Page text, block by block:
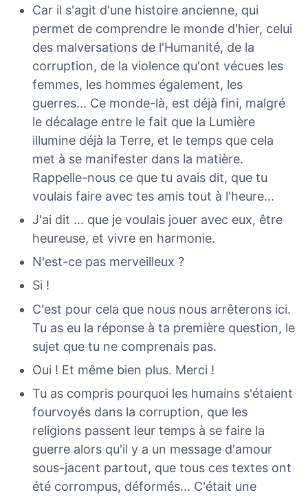
Car il s'agit d'une histoire ancienne, qui
permet de comprendre le monde d'hier, celui
des malversations de l'Humanité, de la
corruption, de la violence qu'ont vécues les
femmes, les hommes également, les
guerres... Ce monde-là, est déjà fini, malgré
le décalage entre le fait que la Lumière
illumine déjà la Terre, et le temps que cela
met à se manifester dans la matière.
Rappelle-nous ce que tu avais dit, que tu
voulais faire avec tes amis tout à l'heure...
J'ai dit ... que je voulais jouer avec eux, être
heureuse, et vivre en harmonie.
N'est-ce pas merveilleux ?
Si !
C'est pour cela que nous nous arrêterons ici.
Tu as eu la réponse à ta première question, le
sujet que tu ne comprenais pas.
Oui ! Et même bien plus. Merci !
Tu as compris pourquoi les humains s'étaient
fourvoyés dans la corruption, que les
religions passent leur temps à se faire la
guerre alors qu'il y a un message d'amour
sous-jacent partout, que tous ces textes ont
été corrompus, déformés... C'était une